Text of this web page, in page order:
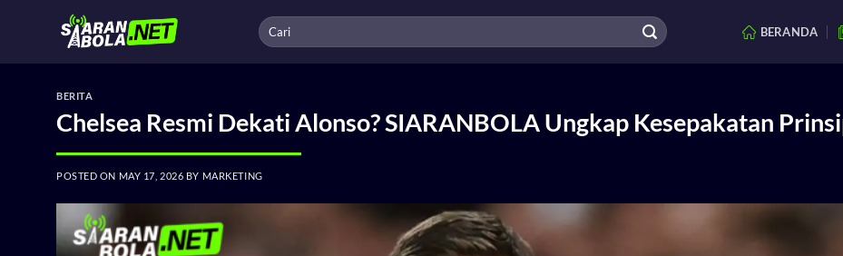
BERANDA
BERITA
Chelsea Resmi Dekati Alonso? SIARANBOLA Ungkap Kesepakatan
POSTED ON MAY 17, 2026 BY MARKETING